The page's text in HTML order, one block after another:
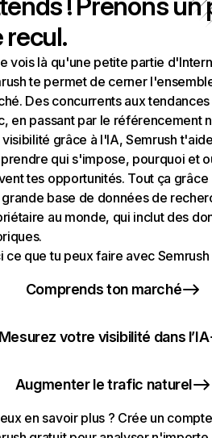
recul.
vois là qu'une petite partie
te permet de cerner
Des concurrents aux
en passant par le référencement
visibilité grâce à l'IA, Semrush
qui s'impose, pourquoi et
tes opportunités. Tout ça grâce
grande base de données de
au monde, qui inclut des
ce que tu peux faire avec Semrush
Comprends ton marché
Mesurez votre visibilité dans l’IA
Augmenter le trafic naturel
en savoir plus ? Crée un compte